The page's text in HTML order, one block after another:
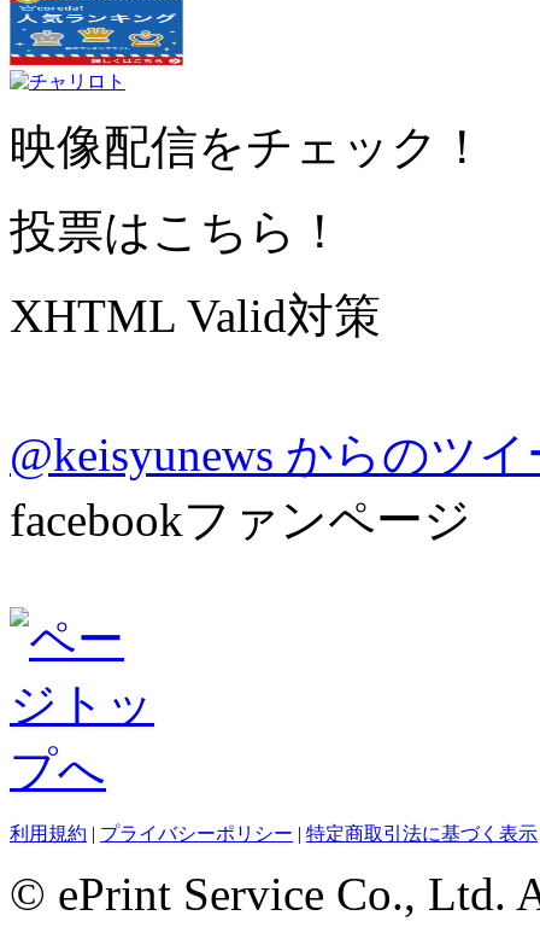
映像配信をチェック！
投票はこちら！
XHTML Valid対策
@keisyunews からのツ
facebookファンページ
利用規約 | プライバシーポリシー | 特定商取引法に基づく表示
© ePrint Service Co., Ltd.